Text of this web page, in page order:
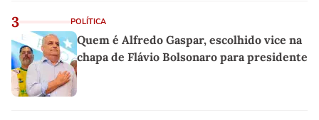
3 POLÍTICA
Quem é Alfredo Gaspar, escolhido vice na
chapa de Flávio Bolsonaro para presidente